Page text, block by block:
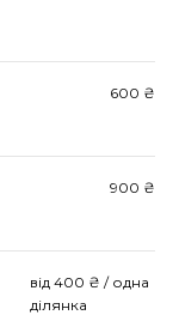
600 ₴
900 ₴
від 400 ₴ / одна
ділянка